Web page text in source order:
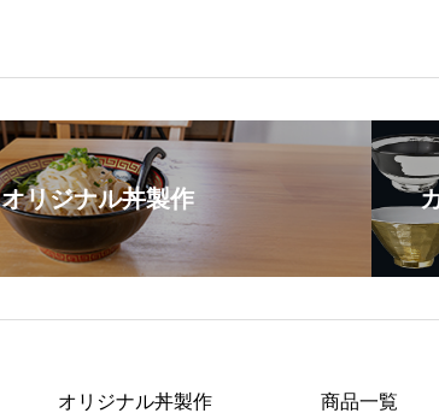
オリジナル丼製作
オリジナル丼製作 商品一覧